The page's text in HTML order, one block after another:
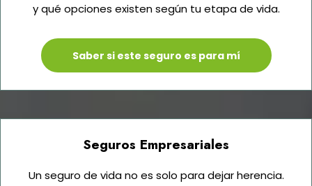
y qué opciones existen según tu etapa de vida.
Saber si este seguro es para mí
Seguros Empresariales
Un seguro de vida no es solo para dejar herencia.